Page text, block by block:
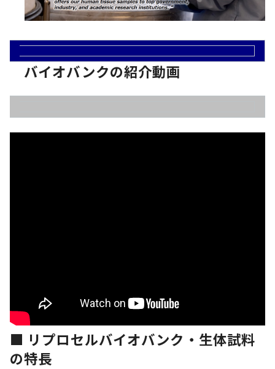
バイオバンクの紹介動画
■ リプロセルバイオバンク・生体試料
の特長